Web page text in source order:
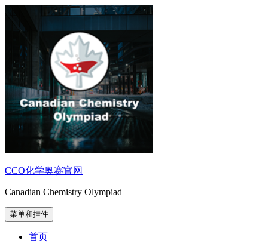
CCO化学奥赛官网
Canadian Chemistry Olympiad
菜单和挂件
首页